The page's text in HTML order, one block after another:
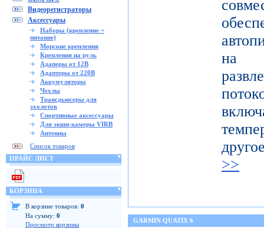
Видеорегистраторы
Аксессуары
Наборы (крепление +
питание)
Морские крепления
Крепления на руль
Адаперы от 12В
Адаптеры от 220В
Аккумуляторы
Чехлы
Трансдьюсеры для
эхолотов
Спортивные аксессуары
Для экшн-камеры VIRB
Антенны
Список товаров
ПРАЙС ЛИСТ
КОРЗИНА
В корзине товаров: 0
На сумму: 0
Просмотр корзины
на
>>
GARMIN QUATIX 6